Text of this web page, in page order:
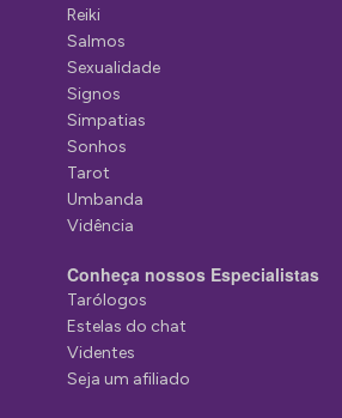
Reiki
Salmos
Sexualidade
Signos
Simpatias
Sonhos
Tarot
Umbanda
Vidência
Conheça nossos Especialistas
Tarólogos
Estelas do chat
Videntes
Seja um afiliado